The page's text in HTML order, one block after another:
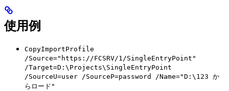
使用例
CopyImportProfile
/Source="https://FCSRV/1/SingleEntryPoint"
/Target=D:\Projects\SingleEntryPoint
/SourceU=user /SourceP=password /Name="D:\123 か
らロード"